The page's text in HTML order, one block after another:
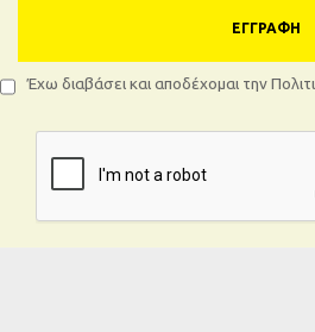
ΕΓΓΡΑΦΉ
Έχω διαβάσει και αποδέχομαι την